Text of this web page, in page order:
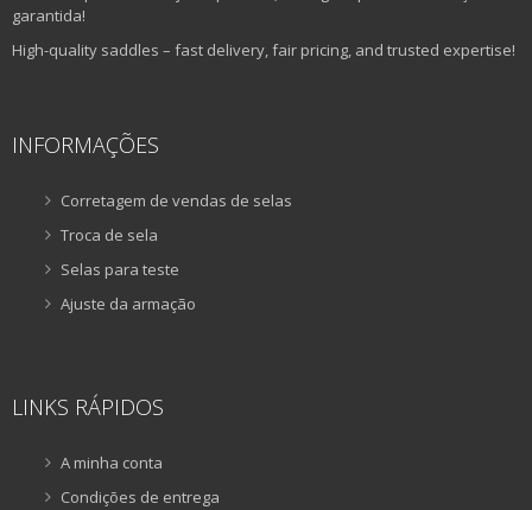
garantida!
High-quality saddles – fast delivery, fair pricing, and trusted expertise!
INFORMAÇÕES
Corretagem de vendas de selas
Troca de sela
Selas para teste
Ajuste da armação
LINKS RÁPIDOS
A minha conta
Condições de entrega